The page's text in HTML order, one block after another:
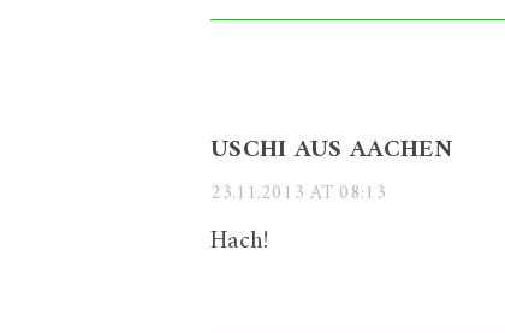
USCHI AUS AACHEN
23.11.2013 AT 08:13
Hach!